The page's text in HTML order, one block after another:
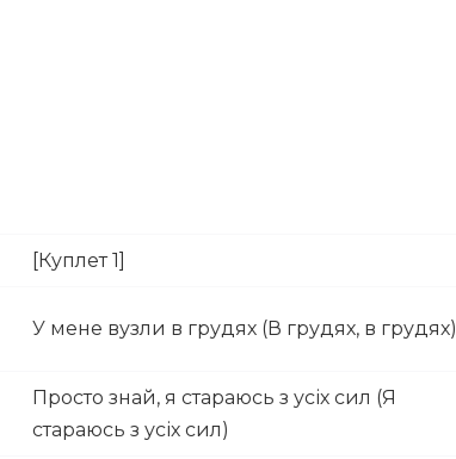
[Куплет 1]
У мене вузли в грудях (В грудях, в грудях)
Просто знай, я стараюсь з усіх сил (Я
стараюсь з усіх сил)